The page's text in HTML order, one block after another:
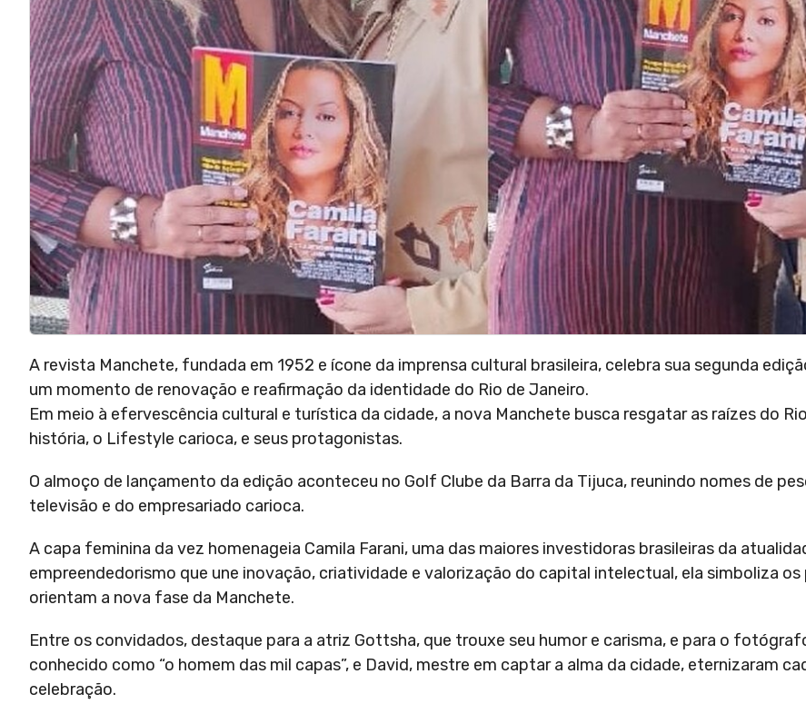
A revista Manchete, fundada em 1952 e ícone da imprensa cultural brasileira, celebra sua segunda
um momento de renovação e reafirmação da identidade do Rio de Janeiro.
Em meio à efervescência cultural e turística da cidade, a nova Manchete busca resgatar as raízes do
história, o Lifestyle carioca, e seus protagonistas.
O almoço de lançamento da edição aconteceu no Golf Clube da Barra da Tijuca, reunindo nomes de
televisão e do empresariado carioca.
A capa feminina da vez homenageia Camila Farani, uma das maiores investidoras brasileiras da
empreendedorismo que une inovação, criatividade e valorização do capital intelectual, ela simboliza os
orientam a nova fase da Manchete.
Entre os convidados, destaque para a atriz Gottsha, que trouxe seu humor e carisma, e para o
conhecido como “o homem das mil capas”, e David, mestre em captar a alma da cidade, eternizaram
celebração.